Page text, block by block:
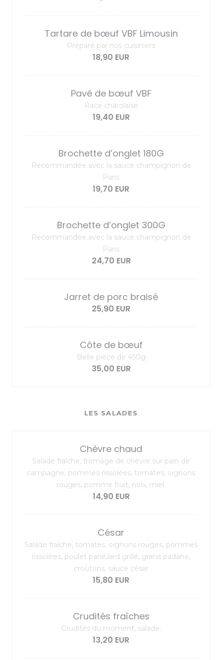
Tartare de bœuf VBF Limousin
Préparé par nos cuisiniers
18,90 EUR
Pavé de bœuf VBF
Race charolaise
19,40 EUR
Brochette d’onglet 180G
Recommandée avec la sauce champignon de
Paris
19,70 EUR
Brochette d’onglet 300G
Recommandée avec la sauce champignon de
Paris
24,70 EUR
Jarret de porc braisé
25,90 EUR
Côte de bœuf
Belle pièce de 450g
35,00 EUR
LES SALADES
Chèvre chaud
Salade fraîche, fromage de chèvre sur pain de
campagne, pommes rissolées, tomates, oignons
rouges, pomme fruit, noix, miel.
14,90 EUR
César
Salade fraîche, tomates, oignons rouges, pommes
rissolées, poulet pané,lard grillé, grana padano,
croûtons, sauce césar
15,80 EUR
Crudités fraîches
Crudités du moment, salade.
13,20 EUR